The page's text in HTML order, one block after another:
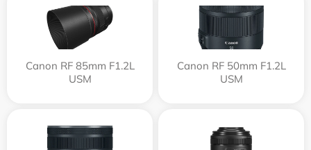
Canon RF 85mm F1.2L
USM
Canon RF 50mm F1.2L
USM